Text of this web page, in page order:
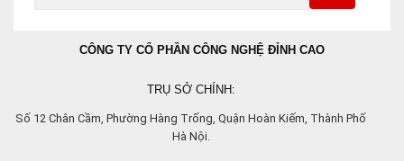
CÔNG TY CỔ PHẦN CÔNG NGHỆ ĐỈNH CAO
TRỤ SỞ CHÍNH:
Số 12 Chân Cầm, Phường Hàng Trống, Quận Hoàn Kiếm, Thành Phố
Hà Nội.